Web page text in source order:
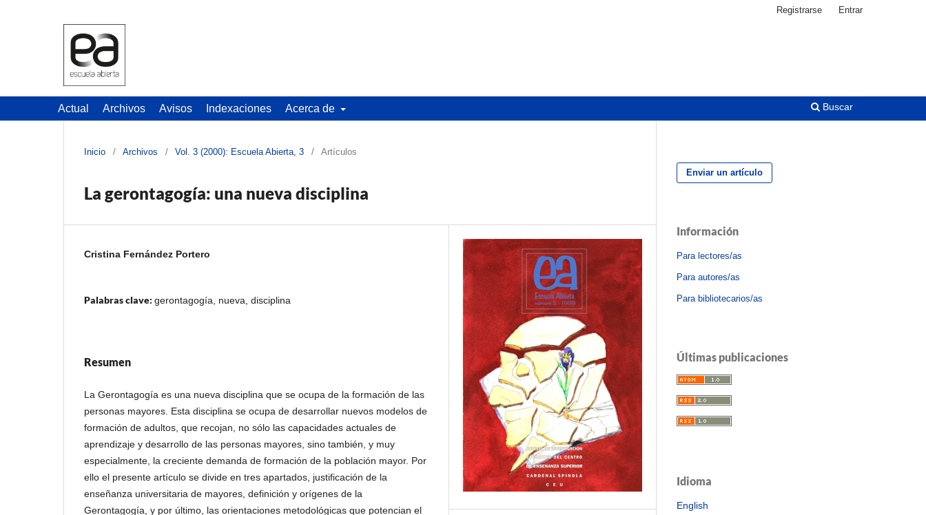
Actual Archivos Avisos Indexaciones Acerca de Buscar
Registrarse Entrar
Inicio / Archivos / Vol. 3 (2000): Escuela Abierta, 3 / Artículos
La gerontagogía: una nueva disciplina
Cristina Fernández Portero
Palabras clave: gerontagogía, nueva, disciplina
Resumen
La Gerontagogía es una nueva disciplina que se ocupa de la formación de las
personas mayores. Esta disciplina se ocupa de desarrollar nuevos modelos de
formación de adultos, que recojan, no sólo las capacidades actuales de
aprendizaje y desarrollo de las personas mayores, sino también, y muy
especialmente, la creciente demanda de formación de la población mayor. Por
ello el presente artículo se divide en tres apartados, justificación de la
enseñanza universitaria de mayores, definición y orígenes de la
Gerontagogía, y por último, las orientaciones metodológicas que potencian el
Enviar un artículo
Información
Para lectores/as
Para autores/as
Para bibliotecarios/as
Últimas publicaciones
Idioma
English